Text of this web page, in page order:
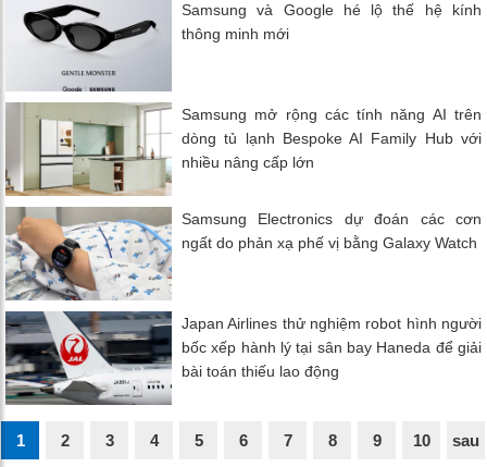
Samsung và Google hé lộ thế hệ kính
thông minh mới
Samsung mở rộng các tính năng AI trên
dòng tủ lạnh Bespoke AI Family Hub với
nhiều nâng cấp lớn
Samsung Electronics dự đoán các cơn
ngất do phản xạ phế vị bằng Galaxy Watch
Japan Airlines thử nghiệm robot hình người
bốc xếp hành lý tại sân bay Haneda để giải
bài toán thiếu lao động
1 2 3 4 5 6 7 8 9 10 sau